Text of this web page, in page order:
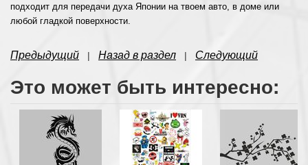
подходит для передачи духа Японии на твоем авто, в доме или
любой гладкой поверхности.
Предыдущий | Назад в раздел | Следующий
Это может быть интересно: